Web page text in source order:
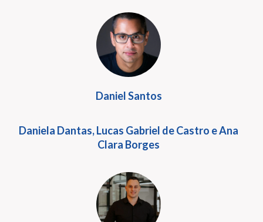
Daniel Santos
Daniela Dantas, Lucas Gabriel de Castro e Ana
Clara Borges